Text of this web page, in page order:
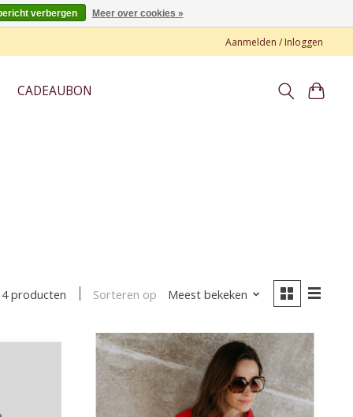
Aanmelden / Inloggen
CADEAUBON
4 producten Sorteren op Meest bekeken
verbergen Meer over cookies »